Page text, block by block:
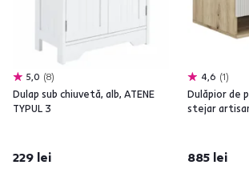
5,0 8
Dulap sub chiuvetă, alb, ATENE
TYPUL 3
229 lei
4,6 1
Dulăpior de
stejar
885 lei